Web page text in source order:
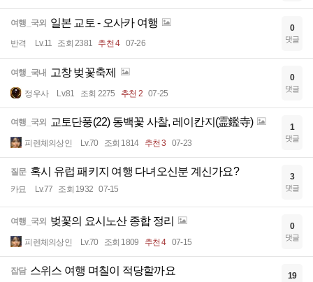
여행_국외 일본 교토 - 오사카 여행
반격 Lv.11 조회 2381 추천 4 07-26
0
댓글
여행_국내 고창 벚꽃축제
정우사 Lv.81 조회 2275 추천 2 07-25
0
댓글
여행_국외 교토단풍(22) 동백꽃 사찰, 레이칸지(霊鑑寺)
피렌체의상인 Lv.70 조회 1814 추천 3 07-23
1
댓글
질문 혹시 유럽 패키지 여행 다녀오신분 계신가요?
카묘 Lv.77 조회 1932 07-15
3
댓글
여행_국외 벚꽃의 요시노산 종합 정리
피렌체의상인 Lv.70 조회 1809 추천 4 07-15
0
댓글
잡담 스위스 여행 며칠이 적당할까요 19